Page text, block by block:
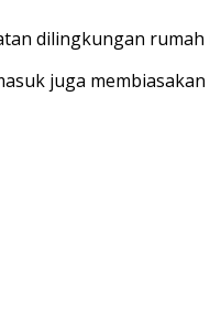
dilingkungan rumah
juga